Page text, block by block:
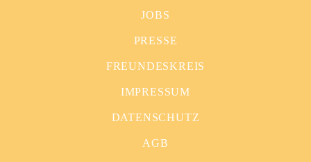
JOBS
PRESSE
FREUNDESKREIS
IMPRESSUM
DATENSCHUTZ
AGB